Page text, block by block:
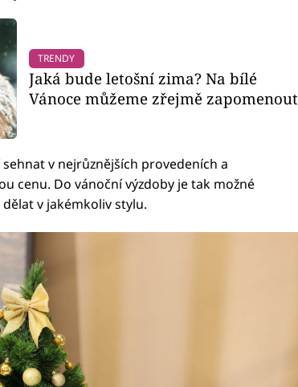
TRENDY
Jaká bude letošní zima? Na bílé
Vánoce můžeme zřejmě zapomenout
v nejrůznějších provedeních a
cenu. Do vánoční výzdoby je tak možné
v jakémkoliv stylu.